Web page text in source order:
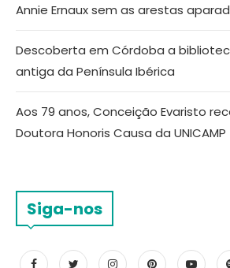
Annie Ernaux sem as arestas
Descoberta em Córdoba a
antiga da Península Ibérica
Aos 79 anos, Conceição Evaristo
Doutora Honoris Causa da UNICAMP
Siga-nos